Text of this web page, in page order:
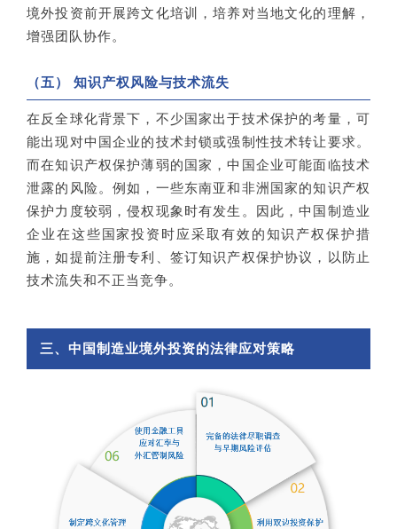
境外投资前开展跨文化培训，培养对当地文化的理解，
增强团队协作。
（五） 知识产权风险与技术流失
在反全球化背景下，不少国家出于技术保护的考量，可
能出现对中国企业的技术封锁或强制性技术转让要求。
而在知识产权保护薄弱的国家，中国企业可能面临技术
泄露的风险。例如，一些东南亚和非洲国家的知识产权
保护力度较弱，侵权现象时有发生。因此，中国制造业
企业在这些国家投资时应采取有效的知识产权保护措
施，如提前注册专利、签订知识产权保护协议，以防止
技术流失和不正当竞争。
三、中国制造业境外投资的法律应对策略